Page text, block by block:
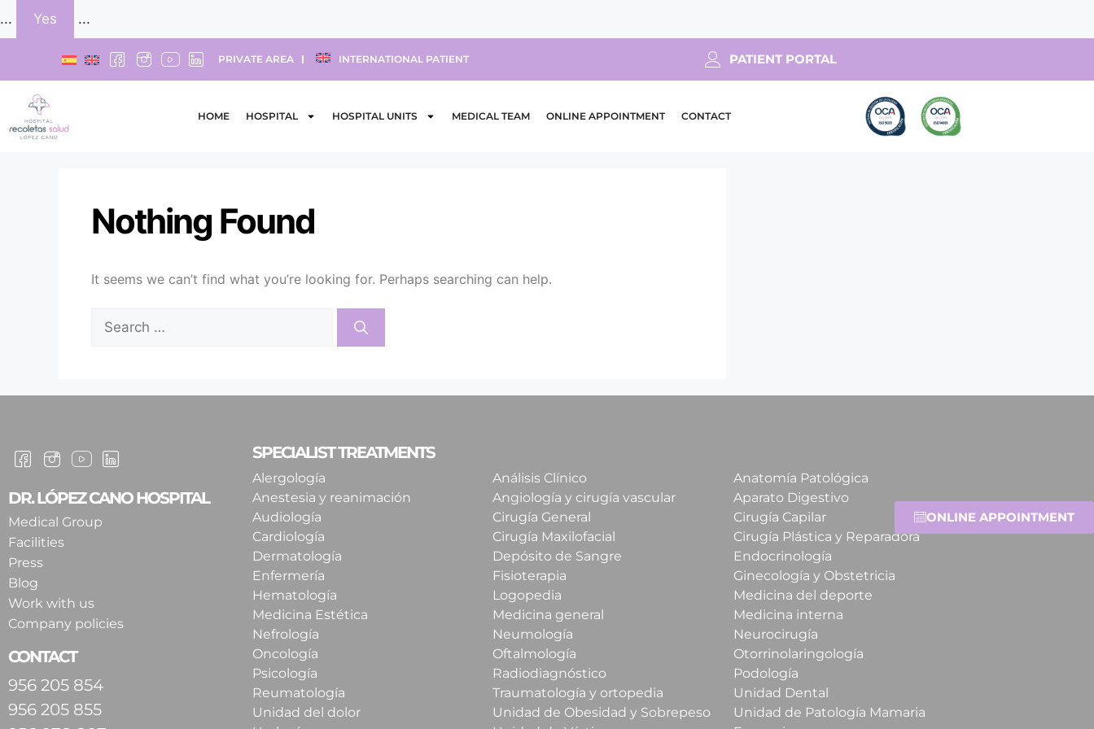
... Yes ...
PRIVATE AREA INTERNATIONAL PATIENT PATIENT PORTAL
HOME HOSPITAL HOSPITAL UNITS MEDICAL TEAM ONLINE APPOINTMENT CONTACT
ONLINE APPOINTMENT
Nothing Found
It seems we can’t find what you’re looking for. Perhaps searching can help.
DR. LÓPEZ CANO HOSPITAL
Medical Group
Facilities
Press
Blog
Work with us
Company policies
CONTACT
956 205 854
956 205 855
SPECIALIST TREATMENTS
Alergología Análisis Clínico
Anatomía Patológica
Anestesia y reanimación
Angiología y cirugía vascular
Aparato Digestivo
Audiología
Cirugía General
Cirugía Capilar
Cardiología
Cirugía Maxilofacial
Cirugía Plástica y Reparadora
Dermatología
Depósito de Sangre
Endocrinología
Enfermería
Fisioterapia
Ginecología y Obstetricia
Hematología
Logopedia
Medicina del deporte
Medicina Estética
Medicina general
Medicina interna
Nefrología
Neumología
Neurocirugía
Oncología
Oftalmología
Otorrinolaringología
Psicología
Radiodiagnóstico
Podología
Reumatología
Traumatología y ortopedia
Unidad Dental
Unidad del dolor
Unidad de Obesidad y Sobrepeso
Unidad de Patología Mamaria